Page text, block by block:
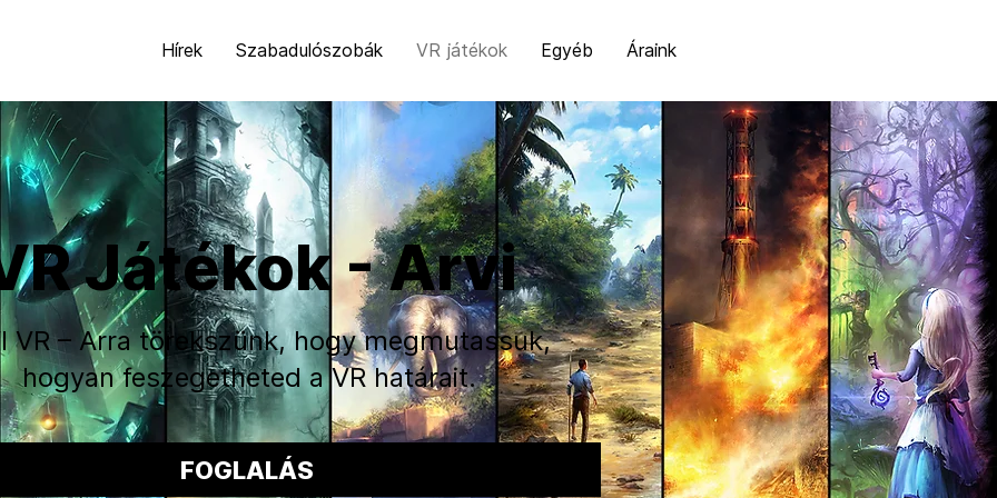
Hírek Szabadulószobák VR játékok Egyéb Áraink
Játékok - Arvi
VR – Arra törekszünk, hogy megmutassuk,
hogyan feszegetheted a VR határait.
FOGLALÁS